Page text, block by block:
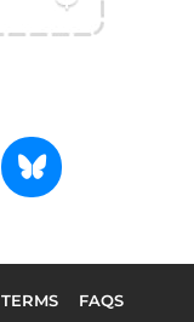
TERMS
FAQS